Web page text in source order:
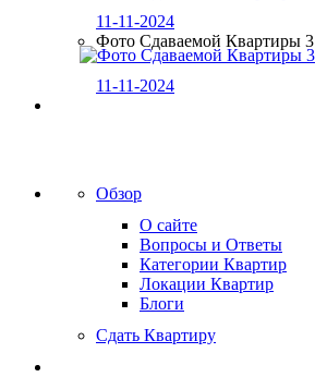
11-11-2024
Фото Сдаваемой Квартиры 3
11-11-2024
Обзор
О сайте
Вопросы и Ответы
Категории Квартир
Локации Квартир
Блоги
Сдать Квартиру